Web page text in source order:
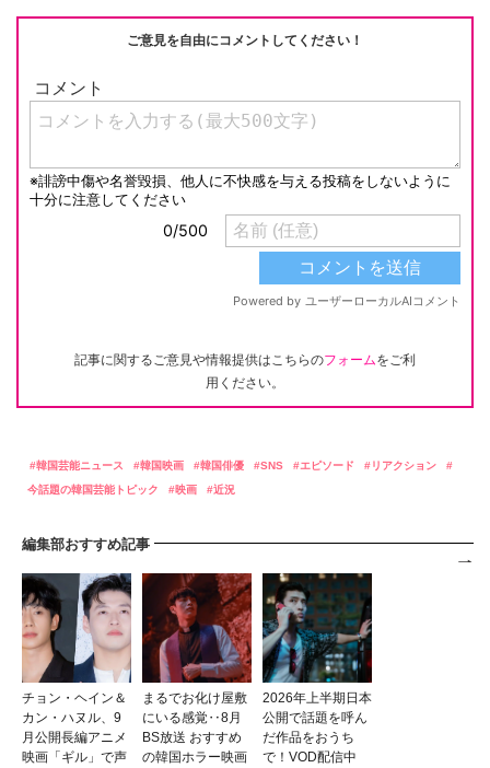
ご意見を自由にコメントしてください！
記事に関するご意見や情報提供はこちらのフォームをご利
用ください。
韓国芸能ニュース 韓国映画 韓国俳優 SNS エピソード
リアクション
今話題の韓国芸能トピック
映画 近況
編集部おすすめ記事
チョン・ヘイン＆
カン・ハヌル、9
月公開長編アニメ
映画「ギル」で声
まるでお化け屋敷
にいる感覚‥8月
BS放送 おすすめ
の韓国ホラー映画
2026年上半期日本
公開で話題を呼ん
だ作品をおうち
で！VOD配信中